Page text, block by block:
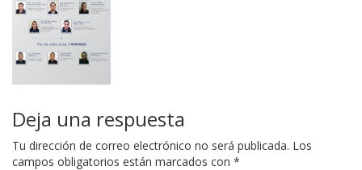
Deja una respuesta
Tu dirección de correo electrónico no será publicada. Los
campos obligatorios están marcados con *